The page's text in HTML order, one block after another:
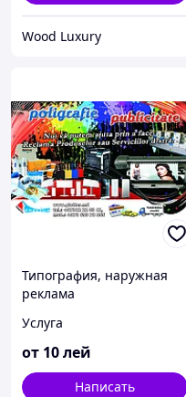
Wood Luxury
Типография, наружная
реклама
Услуга
от 10лей
Написать